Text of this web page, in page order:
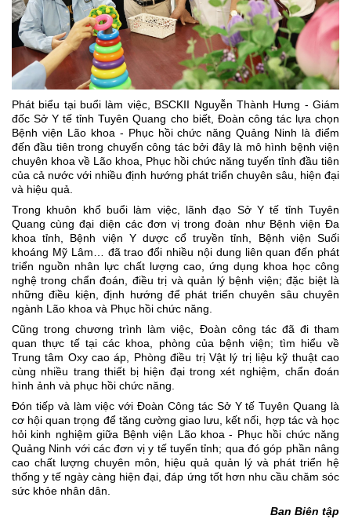
Phát biểu tại buổi làm việc, BSCKII Nguyễn Thành Hưng - Giám
đốc Sở Y tế tỉnh Tuyên Quang cho biết, Đoàn công tác lựa chọn
Bệnh viện Lão khoa - Phục hồi chức năng Quảng Ninh là điểm
đến đầu tiên trong chuyến công tác bởi đây là mô hình bệnh viện
chuyên khoa về Lão khoa, Phục hồi chức năng tuyến tỉnh đầu tiên
của cả nước với nhiều định hướng phát triển chuyên sâu, hiện đại
và hiệu quả.
Trong khuôn khổ buổi làm việc, lãnh đạo Sở Y tế tỉnh Tuyên
Quang cùng đại diện các đơn vị trong đoàn như Bệnh viện Đa
khoa tỉnh, Bệnh viện Y dược cổ truyền tỉnh, Bệnh viện Suối
khoáng Mỹ Lâm… đã trao đổi nhiều nội dung liên quan đến phát
triển nguồn nhân lực chất lượng cao, ứng dụng khoa học công
nghệ trong chẩn đoán, điều trị và quản lý bệnh viện; đặc biệt là
những điều kiện, định hướng để phát triển chuyên sâu chuyên
ngành Lão khoa và Phục hồi chức năng.
Cũng trong chương trình làm việc, Đoàn công tác đã đi tham
quan thực tế tại các khoa, phòng của bệnh viện; tìm hiểu về
Trung tâm Oxy cao áp, Phòng điều trị Vật lý trị liệu kỹ thuật cao
cùng nhiều trang thiết bị hiện đại trong xét nghiệm, chẩn đoán
hình ảnh và phục hồi chức năng.
Đón tiếp và làm việc với Đoàn Công tác Sở Y tế Tuyên Quang là
cơ hội quan trọng để tăng cường giao lưu, kết nối, hợp tác và học
hỏi kinh nghiệm giữa Bệnh viện Lão khoa - Phục hồi chức năng
Quảng Ninh với các đơn vị y tế tuyến tỉnh; qua đó góp phần nâng
cao chất lượng chuyên môn, hiệu quả quản lý và phát triển hệ
thống y tế ngày càng hiện đại, đáp ứng tốt hơn nhu cầu chăm sóc
sức khỏe nhân dân.
Ban Biên tập